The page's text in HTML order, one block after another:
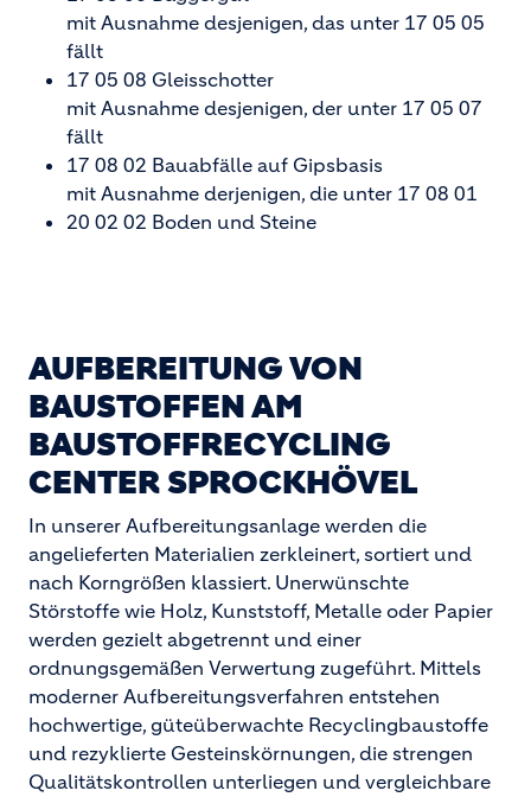
mit Ausnahme desjenigen, das unter 17 05 05
fällt
17 05 08 Gleisschotter
mit Ausnahme desjenigen, der unter 17 05 07
fällt
17 08 02 Bauabfälle auf Gipsbasis
mit Ausnahme derjenigen, die unter 17 08 01
20 02 02 Boden und Steine
AUFBEREITUNG VON
BAUSTOFFEN AM
BAUSTOFFRECYCLING
CENTER SPROCKHÖVEL
In unserer Aufbereitungsanlage werden die
angelieferten Materialien zerkleinert, sortiert und
nach Korngrößen klassiert. Unerwünschte
Störstoffe wie Holz, Kunststoff, Metalle oder Papier
werden gezielt abgetrennt und einer
ordnungsgemäßen Verwertung zugeführt. Mittels
moderner Aufbereitungsverfahren entstehen
hochwertige, güteüberwachte Recyclingbaustoffe
und rezyklierte Gesteinskörnungen, die strengen
Qualitätskontrollen unterliegen und vergleichbare